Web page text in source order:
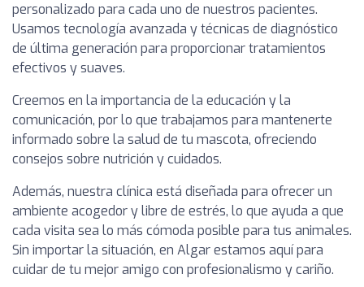
personalizado para cada uno de nuestros pacientes.
Usamos tecnología avanzada y técnicas de diagnóstico
de última generación para proporcionar tratamientos
efectivos y suaves.
Creemos en la importancia de la educación y la
comunicación, por lo que trabajamos para mantenerte
informado sobre la salud de tu mascota, ofreciendo
consejos sobre nutrición y cuidados.
Además, nuestra clínica está diseñada para ofrecer un
ambiente acogedor y libre de estrés, lo que ayuda a que
cada visita sea lo más cómoda posible para tus animales.
Sin importar la situación, en Algar estamos aquí para
cuidar de tu mejor amigo con profesionalismo y cariño.